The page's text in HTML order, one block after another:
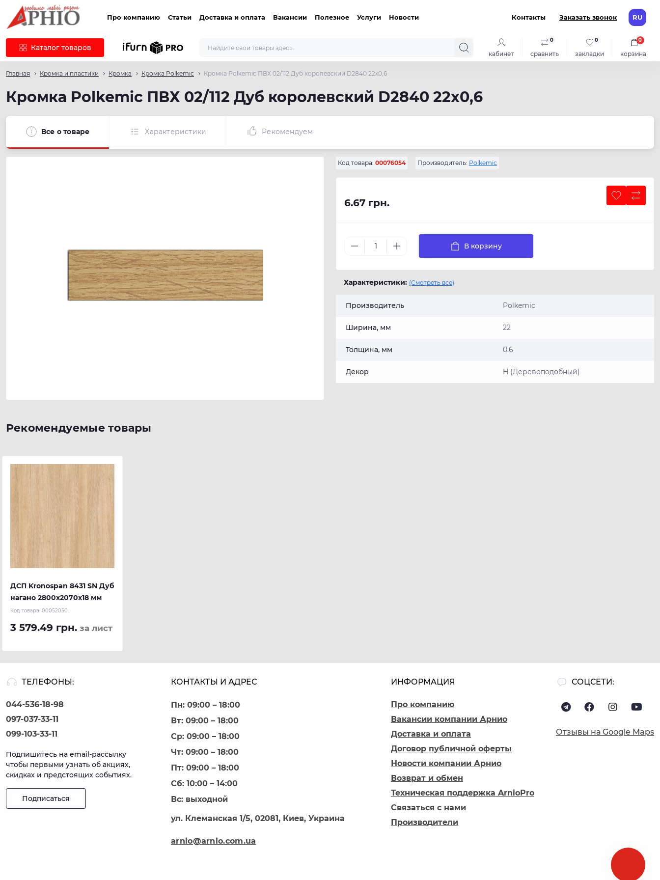
Про компанию Статьи Доставка и оплата Вакансии Полезное Услуги Новости Контакты Заказать звонок RU
Каталог товаров
кабинет сравнить
0
закладки
0
корзина
0
Главная Кромка и пластики Кромка Кромка Polkemic Кромка Polkemic ПВХ 02/112 Дуб королевский D2840 22х0,6
Кромка Polkemic ПВХ 02/112 Дуб королевский D2840 22х0,6
Все о товаре Характеристики Рекомендуем
Код товара: 00076054 Производитель: Polkemic
6.67 грн.
В корзину
Характеристики: (Смотреть все)
Производитель Polkemic
Ширина, мм 22
Толщина, мм 0.6
Декор H (Деревоподобный)
Рекомендуемые товары
ДСП Kronospan 8431 SN Дуб
нагано 2800x2070x18 мм
Код товара: 00052050
3 579.49 грн. за лист
ТЕЛЕФОНЫ:
044-536-18-98
097-037-33-11
099-103-33-11
Подпишитесь на email-рассылку
чтобы первыми узнать об акциях,
скидках и предстоящих событиях.
Подписаться
КОНТАКТЫ И АДРЕС
Пн: 09:00 – 18:00
Вт: 09:00 – 18:00
Ср: 09:00 – 18:00
Чт: 09:00 – 18:00
Пт: 09:00 – 18:00
Сб: 10:00 – 14:00
Вс: выходной
ул. Клеманская 1/5, 02081, Киев, Украина
arnio@arnio.com.ua
ИНФОРМАЦИЯ
Про компанию
Вакансии компании Арнио
Доставка и оплата
Договор публичной оферты
Новости компании Арнио
Возврат и обмен
Техническая поддержка ArnioPro
Связаться с нами
Производители
СОЦСЕТИ:
Отзывы на Google Maps